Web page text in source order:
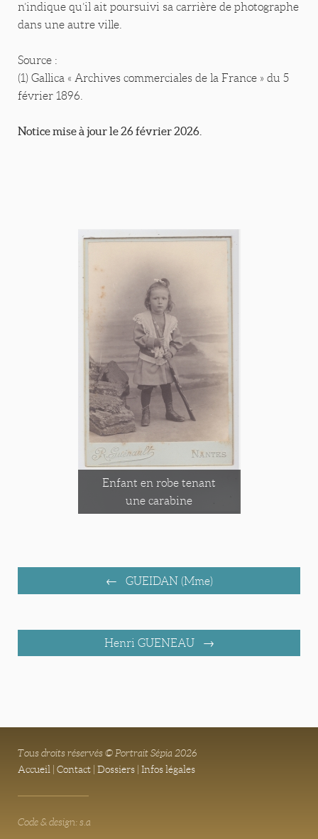
n’indique qu’il ait poursuivi sa carrière de photographe
dans une autre ville.
Source :
(1) Gallica « Archives commerciales de la France » du 5
février 1896.
Notice mise à jour le 26 février 2026.
Enfant en robe tenant
une carabine
GUEIDAN (Mme)
Henri GUENEAU
Tous droits réservés © Portrait Sépia 2026
Accueil Contact Dossiers Infos légales
Code & design: s.a